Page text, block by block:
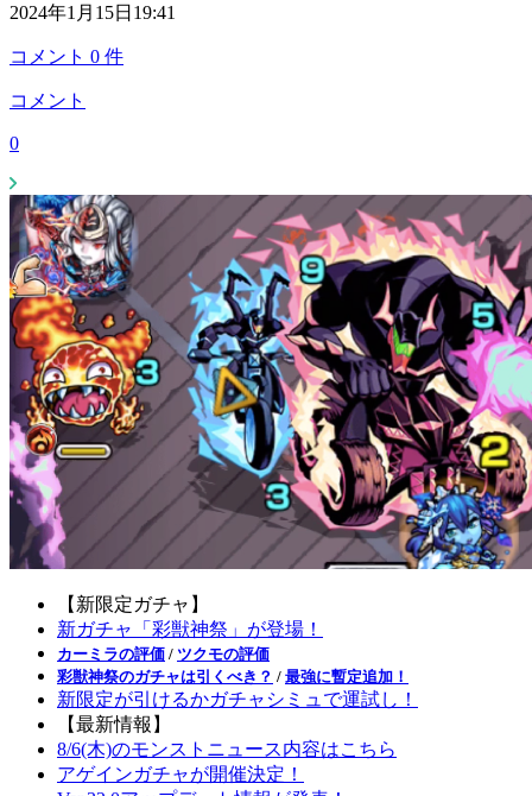
2024年1月15日19:41
コメント 0 件
コメント
0
【新限定ガチャ】
新ガチャ「彩獣神祭」が登場！
カーミラの評価 / ツクモの評価
彩獣神祭のガチャは引くべき？ / 最強に暫定追加！
新限定が引けるかガチャシミュで運試し！
【最新情報】
8/6(木)のモンストニュース内容はこちら
アゲインガチャが開催決定！